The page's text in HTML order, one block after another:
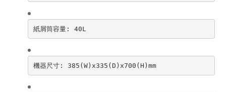
紙屑筒容量: 40L
機器尺寸: 385(W)x335(D)x700(H)mm